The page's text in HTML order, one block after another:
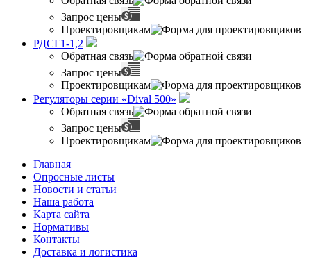
Запрос цены
Проектировщикам
РДСГ1-1,2
Обратная связь
Запрос цены
Проектировщикам
Регуляторы серии «Dival 500»
Обратная связь
Запрос цены
Проектировщикам
Главная
Опросные листы
Новости и статьи
Наша работа
Карта сайта
Нормативы
Контакты
Доставка и логистика